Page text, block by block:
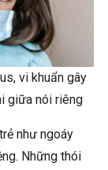
vi khuẩn gây
giữa nói riêng
như ngoáy
Những thói